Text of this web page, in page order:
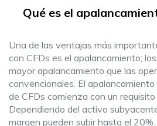
Qué es el
Una de las ventajas más
con CFDs es el apalancamiento;
mayor apalancamiento que las
convencionales. El
de CFDs comienza con un
Dependiendo del activo
margen pueden subir hasta el